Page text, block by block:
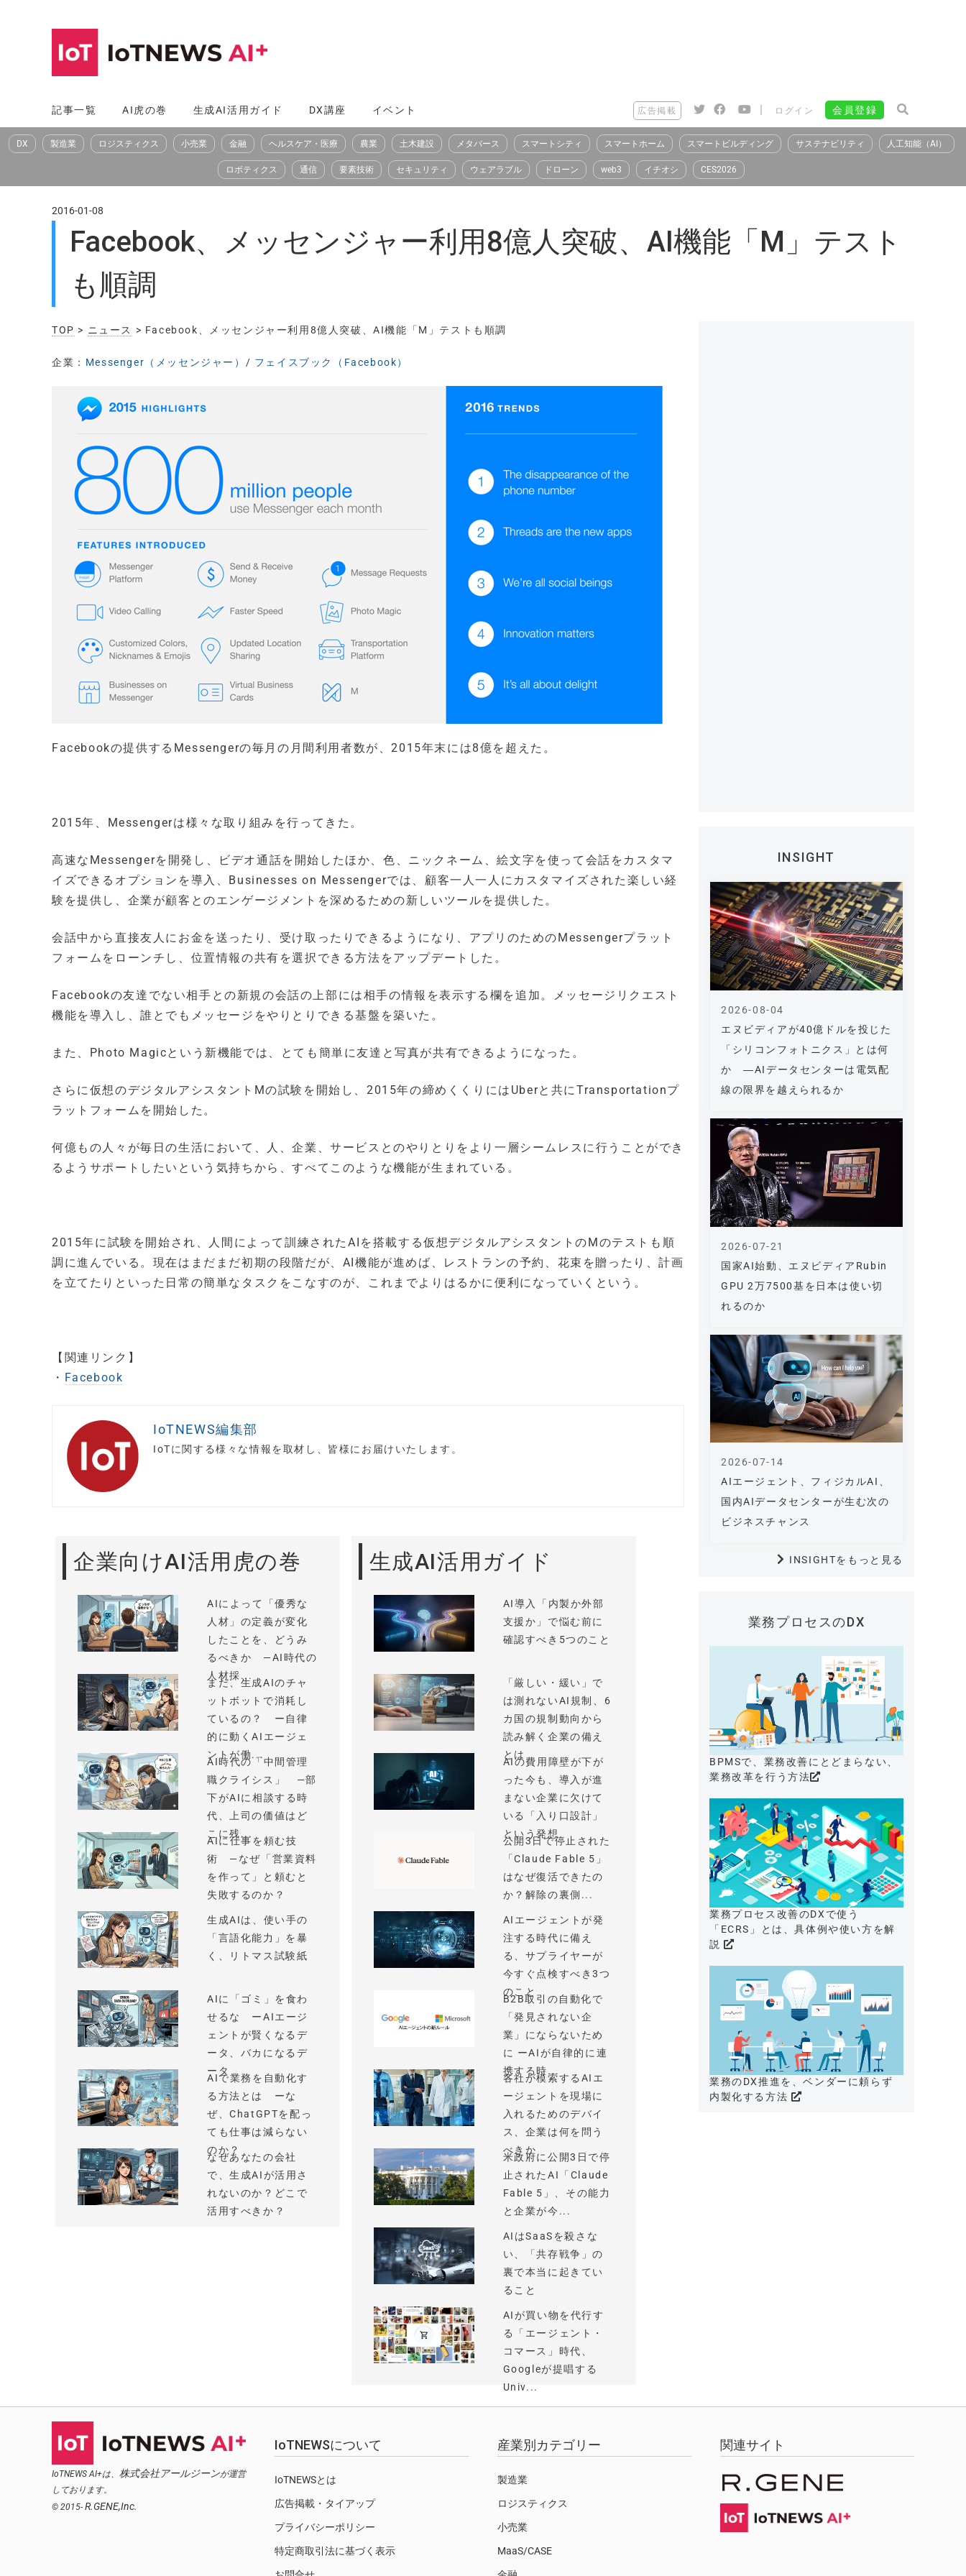
へ
ス
記事一覧 AI虎の巻 生成AI活用ガイド DX講座 イベント 広告掲載 | ログイン 会員登録
DX 製造業 ロジスティクス 小売業 金融 ヘルスケア・医療 農業 土木建設 メタバース スマートシティ スマートホーム スマートビルディング サステナビリティ 人工知能（AI）
ロボティクス 通信 要素技術 セキュリティ ウェアラブル ドローン web3 イチオシ CES2026
2016-01-08
Facebook、メッセンジャー利用8億人突破、AI機能「M」テスト
も順調
TOP > ニュース > Facebook、メッセンジャー利用8億人突破、AI機能「M」テストも順調
企業： Messenger（メッセンジャー） / フェイスブック（Facebook）
Facebookの提供するMessengerの毎月の月間利用者数が、2015年末には8億を超えた。
2015年、Messengerは様々な取り組みを行ってきた。
高速なMessengerを開発し、ビデオ通話を開始したほか、色、ニックネーム、絵文字を使って会話をカスタマ
イズできるオプションを導入、Businesses on Messengerでは、顧客一人一人にカスタマイズされた楽しい経
験を提供し、企業が顧客とのエンゲージメントを深めるための新しいツールを提供した。
会話中から直接友人にお金を送ったり、受け取ったりできるようになり、アプリのためのMessengerプラット
フォームをローンチし、位置情報の共有を選択できる方法をアップデートした。
Facebookの友達でない相手との新規の会話の上部には相手の情報を表示する欄を追加。メッセージリクエスト
機能を導入し、誰とでもメッセージをやりとりできる基盤を築いた。
また、Photo Magicという新機能では、とても簡単に友達と写真が共有できるようになった。
さらに仮想のデジタルアシスタントMの試験を開始し、2015年の締めくくりにはUberと共にTransportationプ
ラットフォームを開始した。
何億もの人々が毎日の生活において、人、企業、サービスとのやりとりをより一層シームレスに行うことができ
るようサポートしたいという気持ちから、すべてこのような機能が生まれている。
2015年に試験を開始され、人間によって訓練されたAIを搭載する仮想デジタルアシスタントのMのテストも順
調に進んでいる。現在はまだまだ初期の段階だが、AI機能が進めば、レストランの予約、花束を贈ったり、計画
を立てたりといった日常の簡単なタスクをこなすのが、これまでよりはるかに便利になっていくという。
【関連リンク】
・ Facebook
IoTNEWS編集部
IoTに関する様々な情報を取材し、皆様にお届けいたします。
企業向けAI活用虎の巻
AIによって「優秀な
人材」の定義が変化
したことを、どうみ
るべきか —AI時代の
人材採...
まだ、生成AIのチャ
ットボットで消耗し
ているの？ ー自律
的に動くAIエージェ
ントが働...
AI時代の「中間管理
職クライシス」 —部
下がAIに相談する時
代、上司の価値はど
こに残...
AIに仕事を頼む技
術 —なぜ「営業資料
を作って」と頼むと
失敗するのか？
生成AIは、使い手の
「言語化能力」を暴
く、リトマス試験紙
AIに「ゴミ」を食わ
せるな ーAIエージ
ェントが賢くなるデ
ータ、バカになるデ
ータ
AIで業務を自動化す
る方法とは ーな
ぜ、ChatGPTを配っ
ても仕事は減らない
のか？
なぜあなたの会社
で、生成AIが活用さ
れないのか？どこで
活用すべきか？
生成AI活用ガイド
AI導入「内製か外部
支援か」で悩む前に
確認すべき5つのこと
「厳しい・緩い」で
は測れないAI規制、6
カ国の規制動向から
読み解く企業の備え
とは
AIの費用障壁が下が
った今も、導入が進
まない企業に欠けて
いる「入り口設計」
という発想
公開3日で停止された
「Claude Fable 5」
はなぜ復活できたの
か？解除の裏側...
AIエージェントが発
注する時代に備え
る、サプライヤーが
今すぐ点検すべき3つ
のこと
B2B取引の自動化で
「発見されない企
業」にならないため
に ーAIが自律的に連
携する時...
各社が模索するAIエ
ージェントを現場に
入れるためのデバイ
ス、企業は何を問う
べきか
米政府に公開3日で停
止されたAI「Claude
Fable 5」、その能力
と企業が今...
AIはSaaSを殺さな
い、「共存戦争」の
裏で本当に起きてい
ること
AIが買い物を代行す
る「エージェント・
コマース」時代、
Googleが提唱する
Univ...
INSIGHT
エヌビディアが40億ドルを投じた
「シリコンフォトニクス」とは何
か ―AIデータセンターは電気配
線の限界を越えられるか
2026-08-04
国家AI始動、エヌビディアRubin
GPU 2万7500基を日本は使い切
れるのか
2026-07-21
AIエージェント、フィジカルAI、
国内AIデータセンターが生む次の
ビジネスチャンス
2026-07-14
INSIGHTをもっと見る
業務プロセスのDX
BPMSで、業務改善にとどまらない、
業務改革を行う方法
業務プロセス改善のDXで使う
「ECRS」とは、具体例や使い方を解
説
業務のDX推進を、ベンダーに頼らず
内製化する方法
IoTNEWS AI+は、 株式会社アールジーンが運営
しております。
© 2015- R.GENE,Inc.
IoTNEWSについて
IoTNEWSとは
広告掲載・タイアップ
プライバシーポリシー
特定商取引法に基づく表示
産業別カテゴリー
製造業
ロジスティクス
小売業
MaaS/CASE
関連サイト